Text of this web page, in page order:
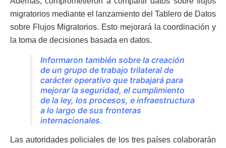
migratorios mediante el lanzamiento del Tablero de Datos
sobre Flujos Migratorios. Esto mejorará la coordinación y
la toma de decisiones basada en datos.
Informaron también sobre la creación
de un grupo de trabajo trilateral de
carácter operativo que trabajará para
mejorar la seguridad, el cumplimiento
de la ley, los procesos, e infraestructura
a lo largo de sus fronteras
internacionales.
Las autoridades policiales de los tres países colaborarán